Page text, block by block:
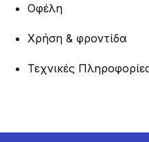
Οφέλη
Χρήση & φροντίδα
Τεχνικές